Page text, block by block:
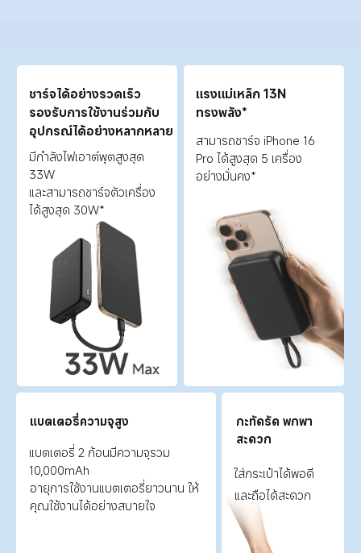
ชาร์จได้อย่างรวดเร็ว
รองรับการใช้งานร่วมกับ
อุปกรณ์ได้อย่างหลากหลาย
มีกำลังไฟเอาต์พุตสูงสุด
33W
และสามารถชาร์จตัวเครื่อง
ได้สูงสุด 30W*
แรงแม่เหล็ก 13N
ทรงพลัง*
สามารถชาร์จ iPhone 16
Pro ได้สูงสุด 5 เครื่อง
อย่างมั่นคง*
แบตเตอรี่ความจุสูง
แบตเตอรี่ 2 ก้อนมีความจุรวม
10,000mAh
อายุการใช้งานแบตเตอรี่ยาวนาน ให้
คุณใช้งานได้อย่างสบายใจ
กะทัดรัด พกพา
สะดวก
ใส่กระเป๋าได้พอดี
และถือได้สะดวก